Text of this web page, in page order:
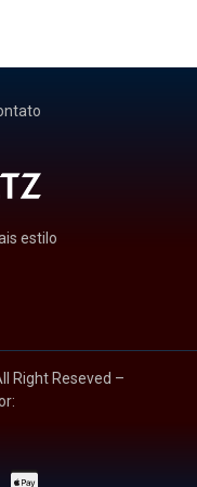
estilo
Right Reseved –